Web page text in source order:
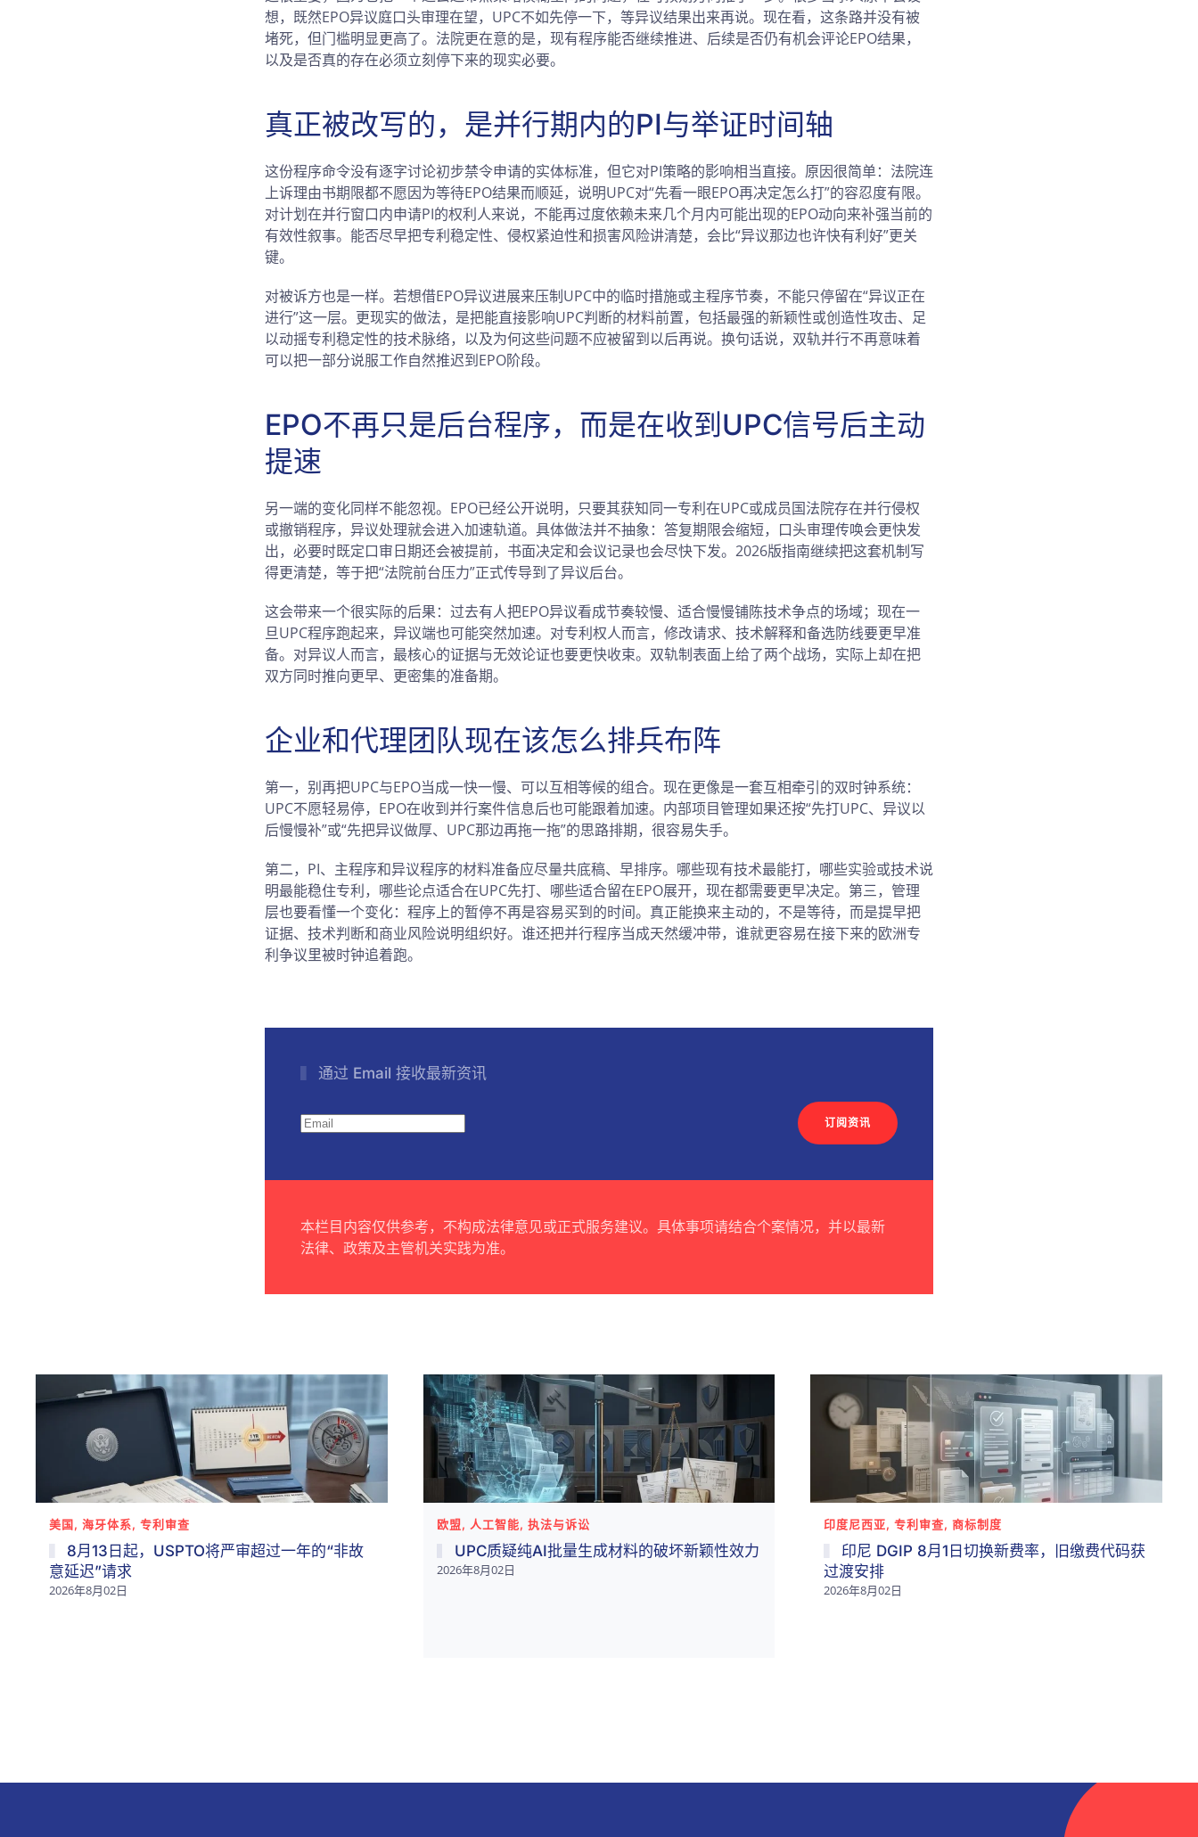
想，既然EPO异议庭口头审理在望，UPC不如先停一下，等异议结果出来再说。现在看，这条路并没有被
堵死，但门槛明显更高了。法院更在意的是，现有程序能否继续推进、后续是否仍有机会评论EPO结果，
以及是否真的存在必须立刻停下来的现实必要。
真正被改写的，是并行期内的PI与举证时间轴
这份程序命令没有逐字讨论初步禁令申请的实体标准，但它对PI策略的影响相当直接。原因很简单：法院连
上诉理由书期限都不愿因为等待EPO结果而顺延，说明UPC对“先看一眼EPO再决定怎么打”的容忍度有限。
对计划在并行窗口内申请PI的权利人来说，不能再过度依赖未来几个月内可能出现的EPO动向来补强当前的
有效性叙事。能否尽早把专利稳定性、侵权紧迫性和损害风险讲清楚，会比“异议那边也许快有利好”更关
键。
对被诉方也是一样。若想借EPO异议进展来压制UPC中的临时措施或主程序节奏，不能只停留在“异议正在
进行”这一层。更现实的做法，是把能直接影响UPC判断的材料前置，包括最强的新颖性或创造性攻击、足
以动摇专利稳定性的技术脉络，以及为何这些问题不应被留到以后再说。换句话说，双轨并行不再意味着
可以把一部分说服工作自然推迟到EPO阶段。
EPO不再只是后台程序，而是在收到UPC信号后主动
提速
另一端的变化同样不能忽视。EPO已经公开说明，只要其获知同一专利在UPC或成员国法院存在并行侵权
或撤销程序，异议处理就会进入加速轨道。具体做法并不抽象：答复期限会缩短，口头审理传唤会更快发
出，必要时既定口审日期还会被提前，书面决定和会议记录也会尽快下发。2026版指南继续把这套机制写
得更清楚，等于把“法院前台压力”正式传导到了异议后台。
这会带来一个很实际的后果：过去有人把EPO异议看成节奏较慢、适合慢慢铺陈技术争点的场域；现在一
旦UPC程序跑起来，异议端也可能突然加速。对专利权人而言，修改请求、技术解释和备选防线要更早准
备。对异议人而言，最核心的证据与无效论证也要更快收束。双轨制表面上给了两个战场，实际上却在把
双方同时推向更早、更密集的准备期。
企业和代理团队现在该怎么排兵布阵
第一，别再把UPC与EPO当成一快一慢、可以互相等候的组合。现在更像是一套互相牵引的双时钟系统：
UPC不愿轻易停，EPO在收到并行案件信息后也可能跟着加速。内部项目管理如果还按“先打UPC、异议以
后慢慢补”或“先把异议做厚、UPC那边再拖一拖”的思路排期，很容易失手。
第二，PI、主程序和异议程序的材料准备应尽量共底稿、早排序。哪些现有技术最能打，哪些实验或技术说
明最能稳住专利，哪些论点适合在UPC先打、哪些适合留在EPO展开，现在都需要更早决定。第三，管理
层也要看懂一个变化：程序上的暂停不再是容易买到的时间。真正能换来主动的，不是等待，而是提早把
证据、技术判断和商业风险说明组织好。谁还把并行程序当成天然缓冲带，谁就更容易在接下来的欧洲专
利争议里被时钟追着跑。
通过 Email 接收最新资讯
订阅资讯
本栏目内容仅供参考，不构成法律意见或正式服务建议。具体事项请结合个案情况，并以最新
法律、政策及主管机关实践为准。
美国, 海牙体系, 专利审查
8月13日起，USPTO将严审超过一年的“非故
意延迟”请求
2026年8月02日
欧盟, 人工智能, 执法与诉讼
UPC质疑纯AI批量生成材料的破坏新颖性效力
2026年8月02日
印度尼西亚, 专利审查, 商标制度
印尼 DGIP 8月1日切换新费率，旧缴费代码获
过渡安排
2026年8月02日